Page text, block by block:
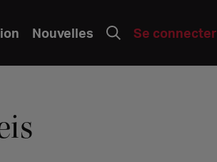
Nouvelles Se connecter